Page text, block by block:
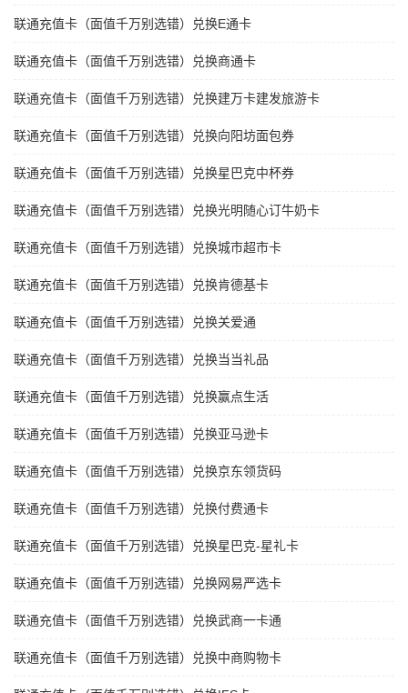
联通充值卡（面值千万别选错）兑换E通卡
联通充值卡（面值千万别选错）兑换商通卡
联通充值卡（面值千万别选错）兑换建万卡建发旅游卡
联通充值卡（面值千万别选错）兑换向阳坊面包券
联通充值卡（面值千万别选错）兑换星巴克中杯券
联通充值卡（面值千万别选错）兑换光明随心订牛奶卡
联通充值卡（面值千万别选错）兑换城市超市卡
联通充值卡（面值千万别选错）兑换肯德基卡
联通充值卡（面值千万别选错）兑换关爱通
联通充值卡（面值千万别选错）兑换当当礼品
联通充值卡（面值千万别选错）兑换赢点生活
联通充值卡（面值千万别选错）兑换亚马逊卡
联通充值卡（面值千万别选错）兑换京东领货码
联通充值卡（面值千万别选错）兑换付费通卡
联通充值卡（面值千万别选错）兑换星巴克-星礼卡
联通充值卡（面值千万别选错）兑换网易严选卡
联通充值卡（面值千万别选错）兑换武商一卡通
联通充值卡（面值千万别选错）兑换中商购物卡